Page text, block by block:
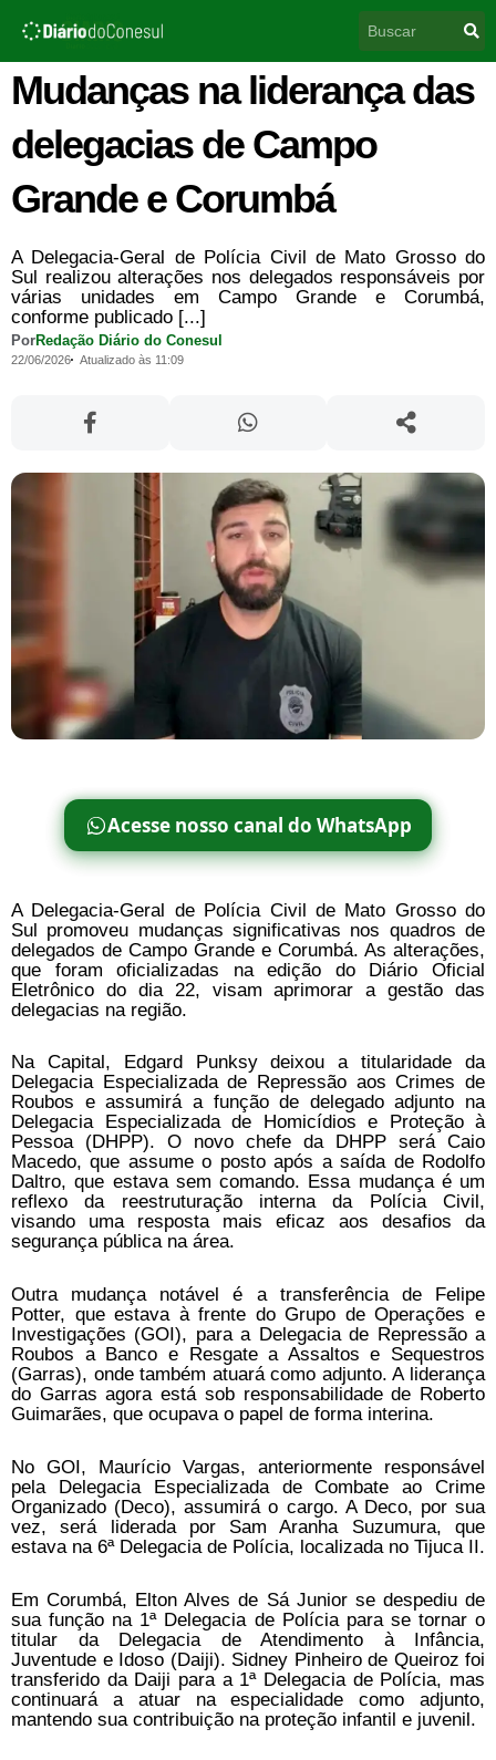
para
conteúdo
Mudanças na liderança das
delegacias de Campo
Grande e Corumbá
A Delegacia-Geral de Polícia Civil de Mato Grosso do
Sul realizou alterações nos delegados responsáveis por
várias unidades em Campo Grande e Corumbá,
conforme publicado [...]
PorRedação Diário do Conesul
22/06/2026 Atualizado às 11:09
Acesse nosso canal do WhatsApp
A Delegacia-Geral de Polícia Civil de Mato Grosso do
Sul promoveu mudanças significativas nos quadros de
delegados de Campo Grande e Corumbá. As alterações,
que foram oficializadas na edição do Diário Oficial
Eletrônico do dia 22, visam aprimorar a gestão das
delegacias na região.
Na Capital, Edgard Punksy deixou a titularidade da
Delegacia Especializada de Repressão aos Crimes de
Roubos e assumirá a função de delegado adjunto na
Delegacia Especializada de Homicídios e Proteção à
Pessoa (DHPP). O novo chefe da DHPP será Caio
Macedo, que assume o posto após a saída de Rodolfo
Daltro, que estava sem comando. Essa mudança é um
reflexo da reestruturação interna da Polícia Civil,
visando uma resposta mais eficaz aos desafios da
segurança pública na área.
Outra mudança notável é a transferência de Felipe
Potter, que estava à frente do Grupo de Operações e
Investigações (GOI), para a Delegacia de Repressão a
Roubos a Banco e Resgate a Assaltos e Sequestros
(Garras), onde também atuará como adjunto. A liderança
do Garras agora está sob responsabilidade de Roberto
Guimarães, que ocupava o papel de forma interina.
No GOI, Maurício Vargas, anteriormente responsável
pela Delegacia Especializada de Combate ao Crime
Organizado (Deco), assumirá o cargo. A Deco, por sua
vez, será liderada por Sam Aranha Suzumura, que
estava na 6ª Delegacia de Polícia, localizada no Tijuca II.
Em Corumbá, Elton Alves de Sá Junior se despediu de
sua função na 1ª Delegacia de Polícia para se tornar o
titular da Delegacia de Atendimento à Infância,
Juventude e Idoso (Daiji). Sidney Pinheiro de Queiroz foi
transferido da Daiji para a 1ª Delegacia de Polícia, mas
continuará a atuar na especialidade como adjunto,
mantendo sua contribuição na proteção infantil e juvenil.